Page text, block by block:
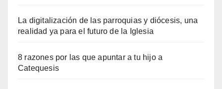
La digitalización de las parroquias y diócesis, una
realidad ya para el futuro de la Iglesia
8 razones por las que apuntar a tu hijo a
Catequesis